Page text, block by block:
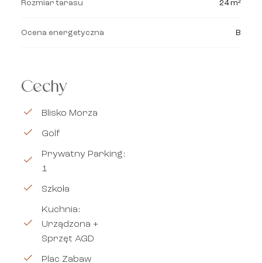
Rozmiar tarasu 24 m²
Ocena energetyczna B
Cechy
Blisko Morza
Golf
Prywatny Parking:
1
Szkoła
Kuchnia:
Urządzona +
Sprzęt AGD
Plac Zabaw